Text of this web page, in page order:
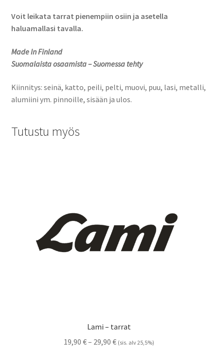
Voit leikata tarrat pienempiin osiin ja asetella
haluamallasi tavalla.
Made In Finland
Suomalaista osaamista – Suomessa tehty
Kiinnitys: seinä, katto, peili, pelti, muovi, puu, lasi, metalli,
alumiini ym. pinnoille, sisään ja ulos.
Tutustu myös
Lami – tarrat
19,90 €– 29,90 €Hintaluokka:
(sis. alv 25,5%)